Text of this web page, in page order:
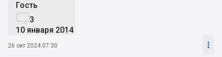
Гость
3
10 января 2014
26 окт 2024 07:30 